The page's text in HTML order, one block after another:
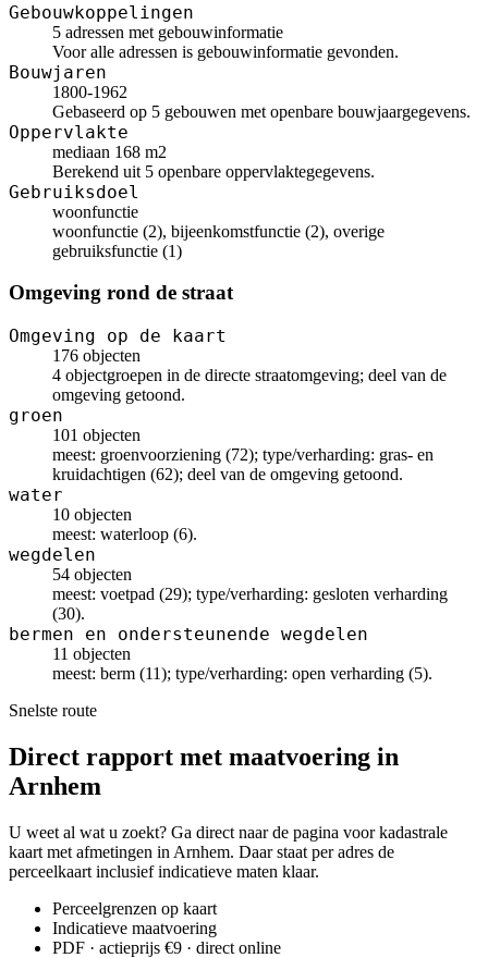
Gebouwkoppelingen
5 adressen met gebouwinformatie
Voor alle adressen is gebouwinformatie gevonden.
Bouwjaren
1800-1962
Gebaseerd op 5 gebouwen met openbare bouwjaargegevens.
Oppervlakte
mediaan 168 m2
Berekend uit 5 openbare oppervlaktegegevens.
Gebruiksdoel
woonfunctie
woonfunctie (2), bijeenkomstfunctie (2), overige
gebruiksfunctie (1)
Omgeving rond de straat
Omgeving op de kaart
176 objecten
4 objectgroepen in de directe straatomgeving; deel van de
omgeving getoond.
groen
101 objecten
meest: groenvoorziening (72); type/verharding: gras- en
kruidachtigen (62); deel van de omgeving getoond.
water
10 objecten
meest: waterloop (6).
wegdelen
54 objecten
meest: voetpad (29); type/verharding: gesloten verharding
(30).
bermen en ondersteunende wegdelen
11 objecten
meest: berm (11); type/verharding: open verharding (5).
Snelste route
Direct rapport met maatvoering in
Arnhem
U weet al wat u zoekt? Ga direct naar de pagina voor kadastrale
kaart met afmetingen in Arnhem. Daar staat per adres de
perceelkaart inclusief indicatieve maten klaar.
Perceelgrenzen op kaart
Indicatieve maatvoering
PDF · actieprijs €9 · direct online